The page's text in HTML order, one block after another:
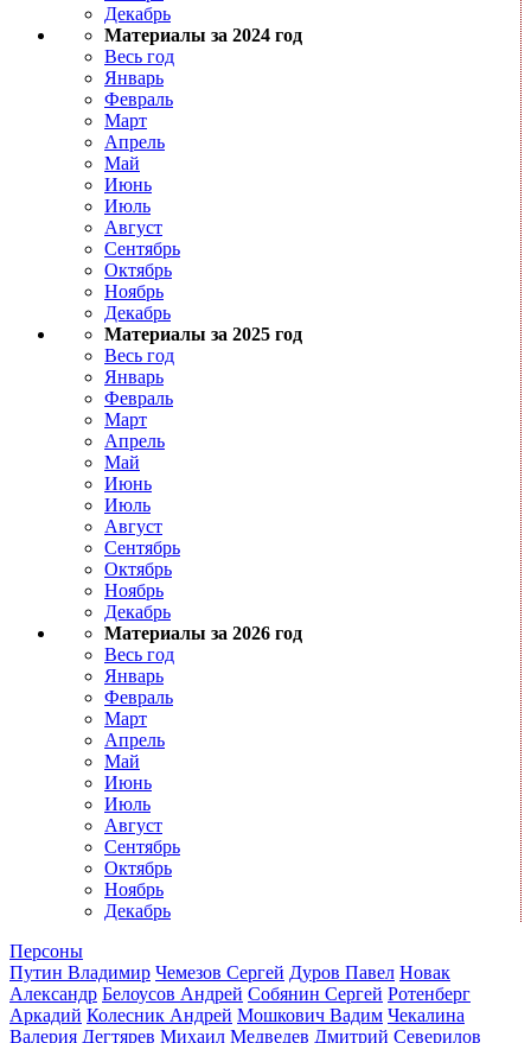
Декабрь
Материалы за 2024 год
Весь год
Январь
Февраль
Март
Апрель
Май
Июнь
Июль
Август
Сентябрь
Октябрь
Ноябрь
Декабрь
Материалы за 2025 год
Весь год
Январь
Февраль
Март
Апрель
Май
Июнь
Июль
Август
Сентябрь
Октябрь
Ноябрь
Декабрь
Материалы за 2026 год
Весь год
Январь
Февраль
Март
Апрель
Май
Июнь
Июль
Август
Сентябрь
Октябрь
Ноябрь
Декабрь
Персоны
Путин Владимир Чемезов Сергей Дуров Павел Новак
Александр Белоусов Андрей Собянин Сергей Ротенберг
Аркадий Колесник Андрей Мошкович Вадим Чекалина
Валерия Дегтярев Михаил Медведев Дмитрий Северилов